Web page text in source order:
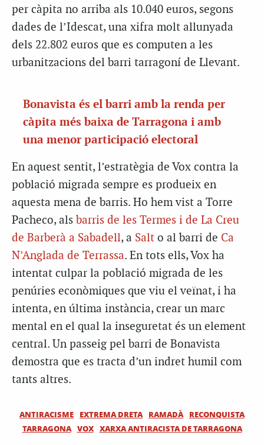
per càpita no arriba als 10.040 euros, segons
dades de l’Idescat, una xifra molt allunyada
dels 22.802 euros que es computen a les
urbanitzacions del barri tarragoní de Llevant.
Bonavista és el barri amb la renda per
càpita més baixa de Tarragona i amb
una menor participació electoral
En aquest sentit, l’estratègia de Vox contra la
població migrada sempre es produeix en
aquesta mena de barris. Ho hem vist a Torre
Pacheco, als barris de les Termes i de La Creu
de Barberà a Sabadell, a Salt o al barri de Ca
N’Anglada de Terrassa. En tots ells, Vox ha
intentat culpar la població migrada de les
penúries econòmiques que viu el veïnat, i ha
intenta, en última instància, crear un marc
mental en el qual la inseguretat és un element
central. Un passeig pel barri de Bonavista
demostra que es tracta d’un indret humil com
tants altres.
ANTIRACISME EXTREMA DRETA RAMADÀ
RECONQUISTA
TARRAGONA VOX XARXA ANTIRACISTA DE TARRAGONA